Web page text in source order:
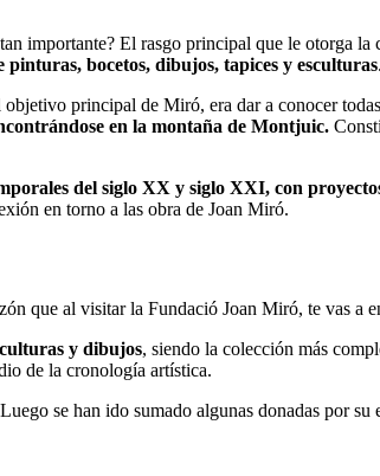
importante? El rasgo principal que le otorga la
pinturas, bocetos, dibujos, tapices y esculturas.
principal de Miró, era dar a conocer
en la montaña de Montjuic.
del siglo XX y siglo XXI, con
en torno a las obra de Joan Miró.
que al visitar la Fundació Joan Miró, te vas a
y dibujos, siendo la colección más
de la cronología artística.
se han ido sumado algunas donadas por